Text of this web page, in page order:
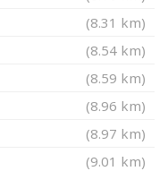
(8.31 km)
(8.54 km)
(8.59 km)
(8.96 km)
(8.97 km)
(9.01 km)